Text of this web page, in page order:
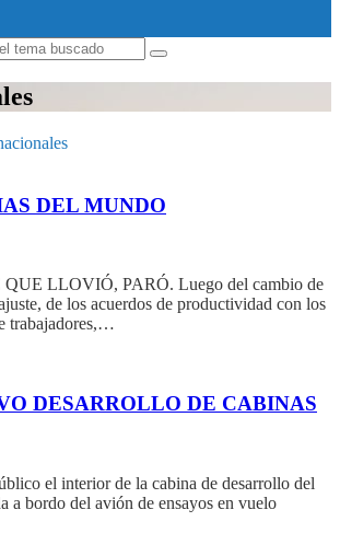
DEL MUNDO
LLOVIÓ, PARÓ. Luego del cambio de
de los acuerdos de productividad con los
trabajadores,…
DESARROLLO DE CABINAS
el interior de la cabina de desarrollo del
a bordo del avión de ensayos en vuelo